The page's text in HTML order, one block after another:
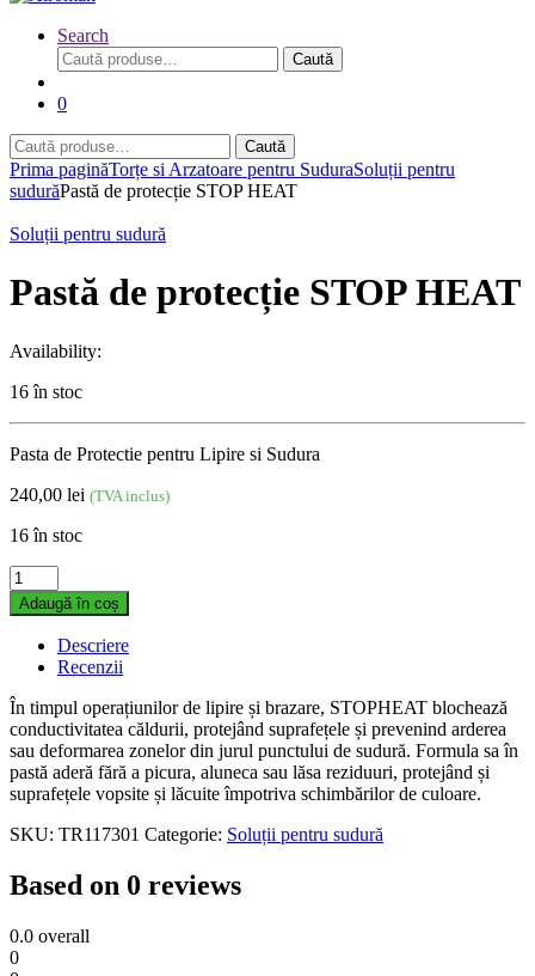
Search
Caută
după:
Caută
0
Caută
după:
Caută
Prima paginăTorțe si Arzatoare pentru SuduraSoluții pentru
sudurăPastă de protecție STOP HEAT
Soluții pentru sudură
Pastă de protecție STOP HEAT
Availability:
16 în stoc
Pasta de Protectie pentru Lipire si Sudura
240,00 lei (TVA inclus)
16 în stoc
Pastă
de
protecție
STOP
HEAT
quantity
Adaugă în coș
Descriere
Recenzii
În timpul operațiunilor de lipire și brazare, STOPHEAT blochează
conductivitatea căldurii, protejând suprafețele și prevenind arderea
sau deformarea zonelor din jurul punctului de sudură. Formula sa în
pastă aderă fără a picura, aluneca sau lăsa reziduuri, protejând și
suprafețele vopsite și lăcuite împotriva schimbărilor de culoare.
SKU: TR117301 Categorie: Soluții pentru sudură
Based on 0 reviews
0.0 overall
0